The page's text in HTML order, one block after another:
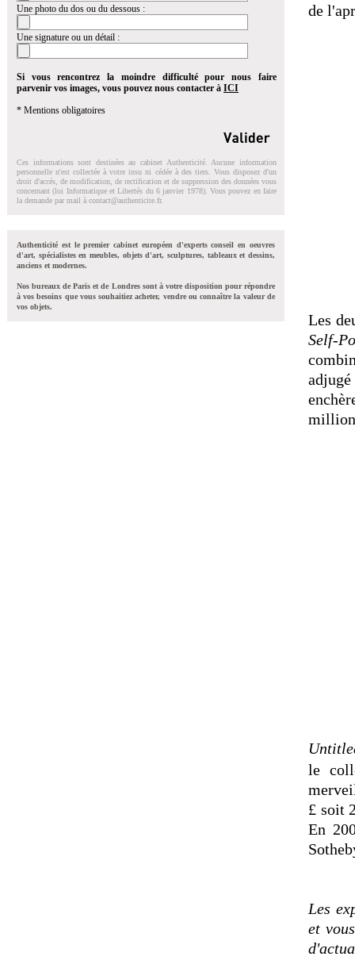
Une photo du dos ou du dessous :
Une signature ou un détail :
Si vous rencontrez la moindre difficulté pour nous faire
parvenir vos images, vous pouvez nous contacter à ICI
* Mentions obligatoires
Ces informations sont destinées au cabinet Authenticité. Aucune information
personnelle n'est collectée à votre insu ni cédée à des tiers. Vous disposez d'un
droit d'accés, de modification, de rectification et de suppression des données vous
concernant (loi Informatique et Libertés du 6 janvier 1978). Vous pouvez en faire
la demande par mail à contact@authenticite.fr.
Authenticité est le premier cabinet européen d'experts conseil en oeuvres
d'art, spécialistes en meubles, objets d'art, sculptures, tableaux et dessins,
anciens et modernes.
Nos bureaux de Paris et de Londres sont à votre disposition pour répondre
à vos besoins que vous souhaitiez acheter, vendre ou connaître la valeur de
vos objets.
de
Les
Self-
le
£ soit
En
Les
et